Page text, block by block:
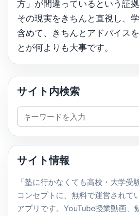
方」が間違っているという証拠
その現実をきちんと直視し、
含めて、きちんとアドバイス
とが何よりも大事です。
サイト内検索
サ
イ
ト
検
索
サイト情報
「塾に行かなくても高校・大学受
コンセプトに、無料で運営されて
アプリです。YouTube授業動画、